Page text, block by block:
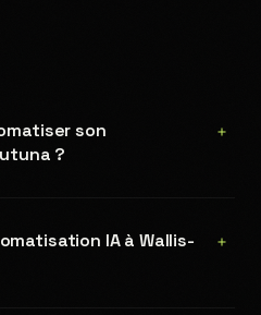
son
?
en 2024 par Kevyn
les entreprises,
IA à Wallis-